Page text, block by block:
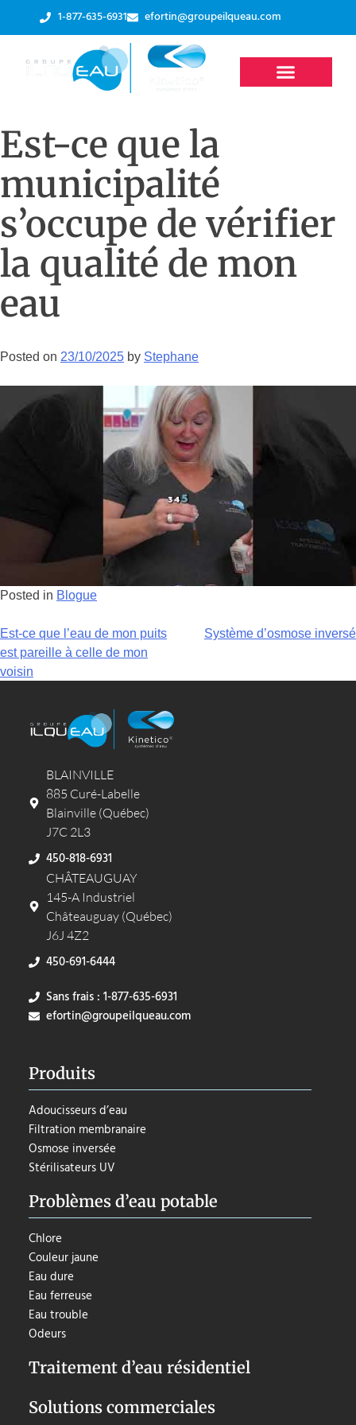
1-877-635-6931 efortin@groupeilqueau.com
Est-ce que la
municipalité
s’occupe de vérifier
la qualité de mon
eau
Posted on 23/10/2025 by Stephane
Posted in Blogue
Est-ce que l’eau de mon puits
est pareille à celle de mon
voisin
Système d’osmose inversé
BLAINVILLE
885 Curé-Labelle
Blainville (Québec)
J7C 2L3
450-818-6931
CHÂTEAUGUAY
145-A Industriel
Châteauguay (Québec)
J6J 4Z2
450-691-6444
Sans frais : 1-877-635-6931
efortin@groupeilqueau.com
Produits
Adoucisseurs d’eau
Filtration membranaire
Osmose inversée
Stérilisateurs UV
Problèmes d’eau potable
Chlore
Couleur jaune
Eau dure
Eau ferreuse
Eau trouble
Odeurs
Traitement d’eau résidentiel
Solutions commerciales